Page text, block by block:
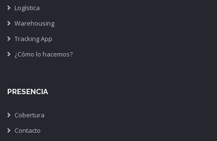
Logística
Warehousing
Tracking App
¿Cómo lo hacemos?
PRESENCIA
Cobertura
Contacto